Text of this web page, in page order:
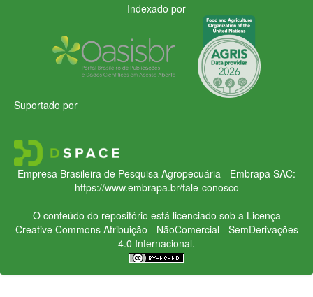
Indexado por
Suportado por
Empresa Brasileira de Pesquisa Agropecuária - Embrapa SAC:
https://www.embrapa.br/fale-conosco
O conteúdo do repositório está licenciado sob a Licença
Creative CommonsAtribuição - NãoComercial - SemDerivações
4.0 Internacional.